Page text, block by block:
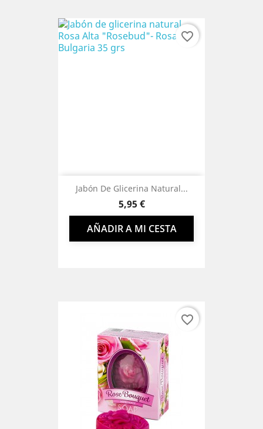
Jabón De Glicerina Natural...
Precio
5,95 €
AÑADIR A MI CESTA
favorite_border
favorite_border